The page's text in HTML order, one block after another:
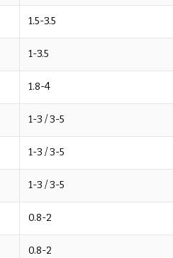
1.5-3.5
1-3.5
1.8-4
1-3 / 3-5
1-3 / 3-5
1-3 / 3-5
0.8-2
0.8-2